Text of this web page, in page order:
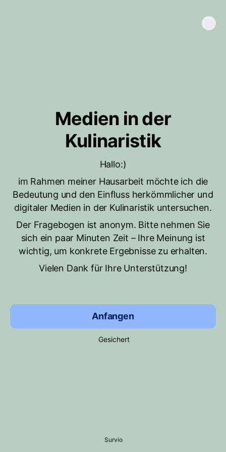
Medien in der
Kulinaristik
Hallo:)
im Rahmen meiner Hausarbeit möchte ich die
Bedeutung und den Einfluss herkömmlicher und
digitaler Medien in der Kulinaristik untersuchen.
Der Fragebogen ist anonym. Bitte nehmen Sie
sich ein paar Minuten Zeit – Ihre Meinung ist
wichtig, um konkrete Ergebnisse zu erhalten.
Vielen Dank für Ihre Unterstützung!
Anfangen
Gesichert
Survio